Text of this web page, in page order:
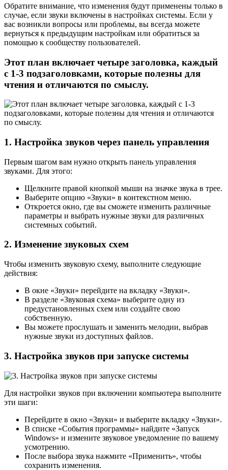
Обратите внимание, что изменения будут применены только в
случае, если звуки включены в настройках системы. Если у
вас возникли вопросы или проблемы, вы всегда можете
вернуться к предыдущим настройкам или обратиться за
помощью к сообществу пользователей.
Этот план включает четыре заголовка, каждый
с 1-3 подзаголовками, которые полезны для
чтения и отличаются по смыслу.
1. Настройка звуков через панель управления
Первым шагом вам нужно открыть панель управления
звуками. Для этого:
Щелкните правой кнопкой мыши на значке звука в трее.
Выберите опцию «Звуки» в контекстном меню.
Откроется окно, где вы сможете изменить различные
параметры и выбрать нужные звуки для различных
системных событий.
2. Изменение звуковых схем
Чтобы изменить звуковую схему, выполните следующие
действия:
В окне «Звуки» перейдите на вкладку «Звуки».
В разделе «Звуковая схема» выберите одну из
предустановленных схем или создайте свою
собственную.
Вы можете прослушать и заменить мелодии, выбрав
нужные звуки из доступных файлов.
3. Настройка звуков при запуске системы
Для настройки звуков при включении компьютера выполните
эти шаги:
Перейдите в окно «Звуки» и выберите вкладку «Звуки».
В списке «События программы» найдите «Запуск
Windows» и измените звуковое уведомление по вашему
усмотрению.
После выбора звука нажмите «Применить», чтобы
сохранить изменения.